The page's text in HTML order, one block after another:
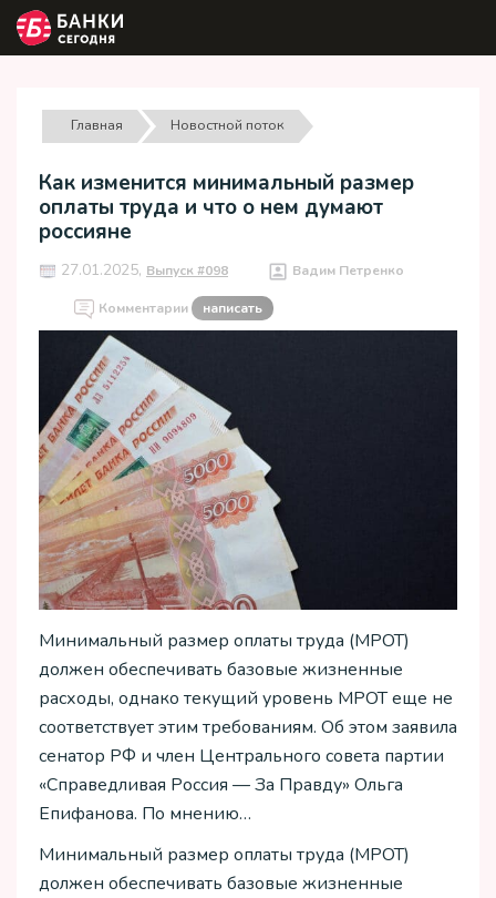
Главная Новостной поток
Как изменится минимальный размер
оплаты труда и что о нем думают
россияне
27.01.2025, Выпуск #098 Вадим Петренко
Комментарии написать
Минимальный размер оплаты труда (МРОТ)
должен обеспечивать базовые жизненные
расходы, однако текущий уровень МРОТ еще не
соответствует этим требованиям. Об этом заявила
сенатор РФ и член Центрального совета партии
«Справедливая Россия — За Правду» Ольга
Епифанова. По мнению…
Минимальный размер оплаты труда (МРОТ)
должен обеспечивать базовые жизненные